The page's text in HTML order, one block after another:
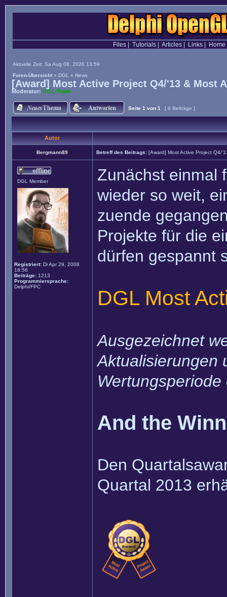
Files| Tutorials| Articles| Links| Home
Aktuelle Zeit: Sa Aug 08, 2026 13:59
Foren-Übersicht » DGL » News
[Award] Most Active Project Q4/'13 & Most
Moderator: DGL-Team
Seite 1 von 1 [ 6 Beiträge ]
Autor
Bergmann89 Betreff des Beitrags: [Award] Most Active Project Q4/
DGL Member
Registriert: Di Apr 29, 2008
18:56
Beiträge: 1213
Programmiersprache:
Delphi/FPC
Zunächst einmal
wieder so weit,
zuende
Projekte für die
dürfen gespannt
DGL Most
Ausgezeichnet
Aktualisierungen
And the
Den
Quartal 2013